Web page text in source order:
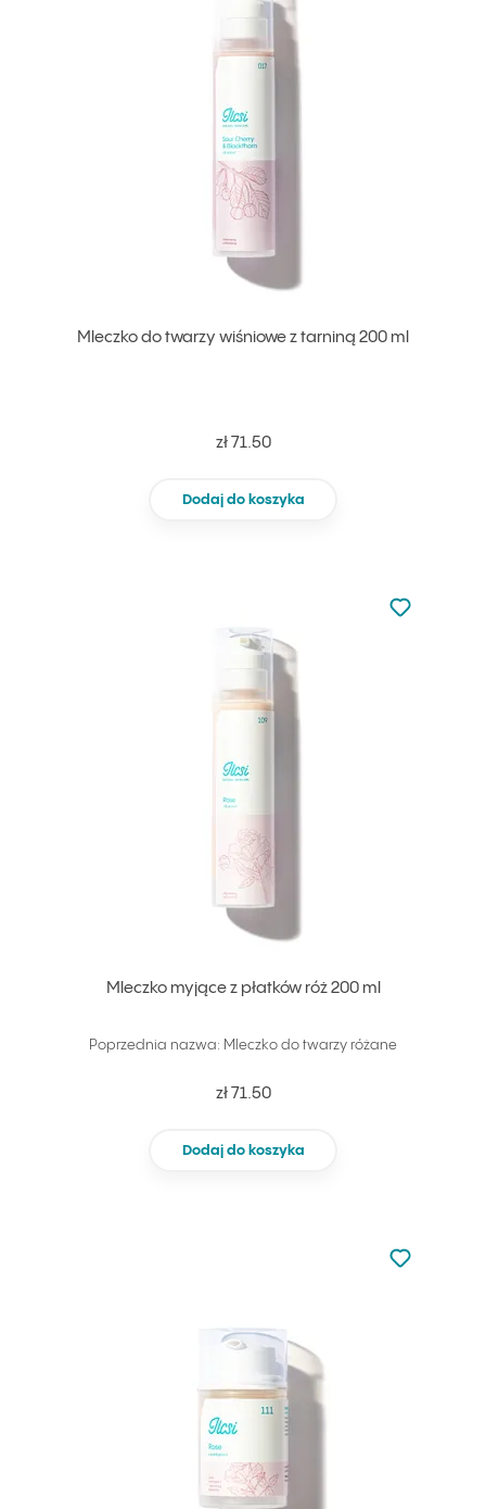
Mleczko do twarzy wiśniowe z tarniną 200 ml
zł 71.50
Dodaj do koszyka
Mleczko myjące z płatków róż 200 ml
Poprzednia nazwa: Mleczko do twarzy różane
zł 71.50
Dodaj do koszyka
Nie dodano
Dodaj do
Nie dodano
Dodaj do